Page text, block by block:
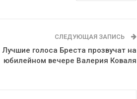
СЛЕДУЮЩАЯ ЗАПИСЬ
Лучшие голоса Бреста прозвучат на
юбилейном вечере Валерия Коваля